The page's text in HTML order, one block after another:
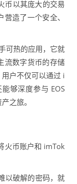
币以其庞大的交易
造了一个安全、
可热的应用，它就
流数字货币的存储
户不仅可以通过 i
够深度参与 EOS
之旅。
火币账户和 imTok
以破解的密码，就